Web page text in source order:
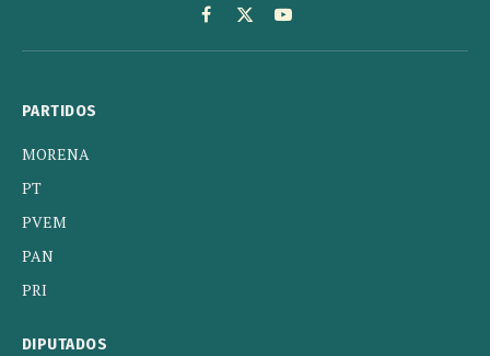
Facebook
X
(Twitter)
YouTube
PARTIDOS
MORENA
PT
PVEM
PAN
PRI
DIPUTADOS